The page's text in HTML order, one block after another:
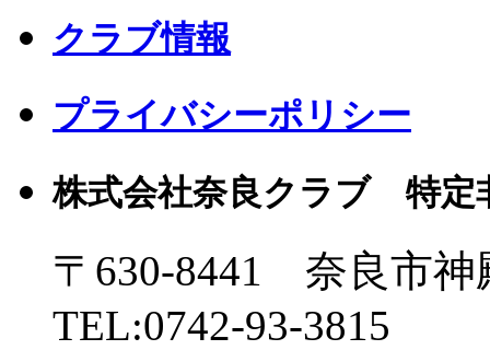
クラブ情報
プライバシーポリシー
株式会社奈良クラブ 特定
〒630-8441 奈良市
TEL:0742-93-3815